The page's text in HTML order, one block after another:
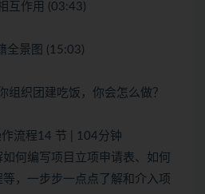
互作用 (03:43)
全景图 (15:03)
组织团建吃饭，你会怎么做？
流程14 节 | 104分钟
何编写项目立项申请表、如何
，一步步一点点了解和介入项